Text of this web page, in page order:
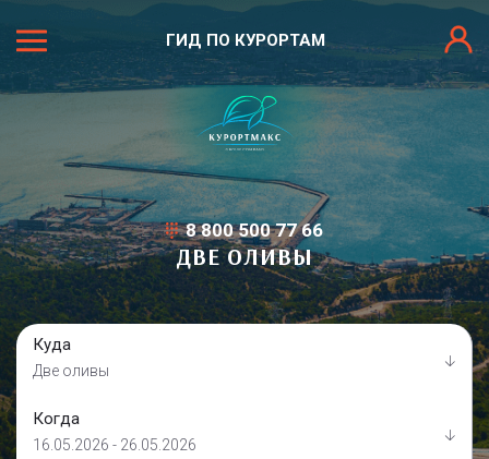
ГИД ПО КУРОРТАМ
8 800 500 77 66
ДВЕ ОЛИВЫ
Куда
Две оливы
Когда
16.05.2026 - 26.05.2026